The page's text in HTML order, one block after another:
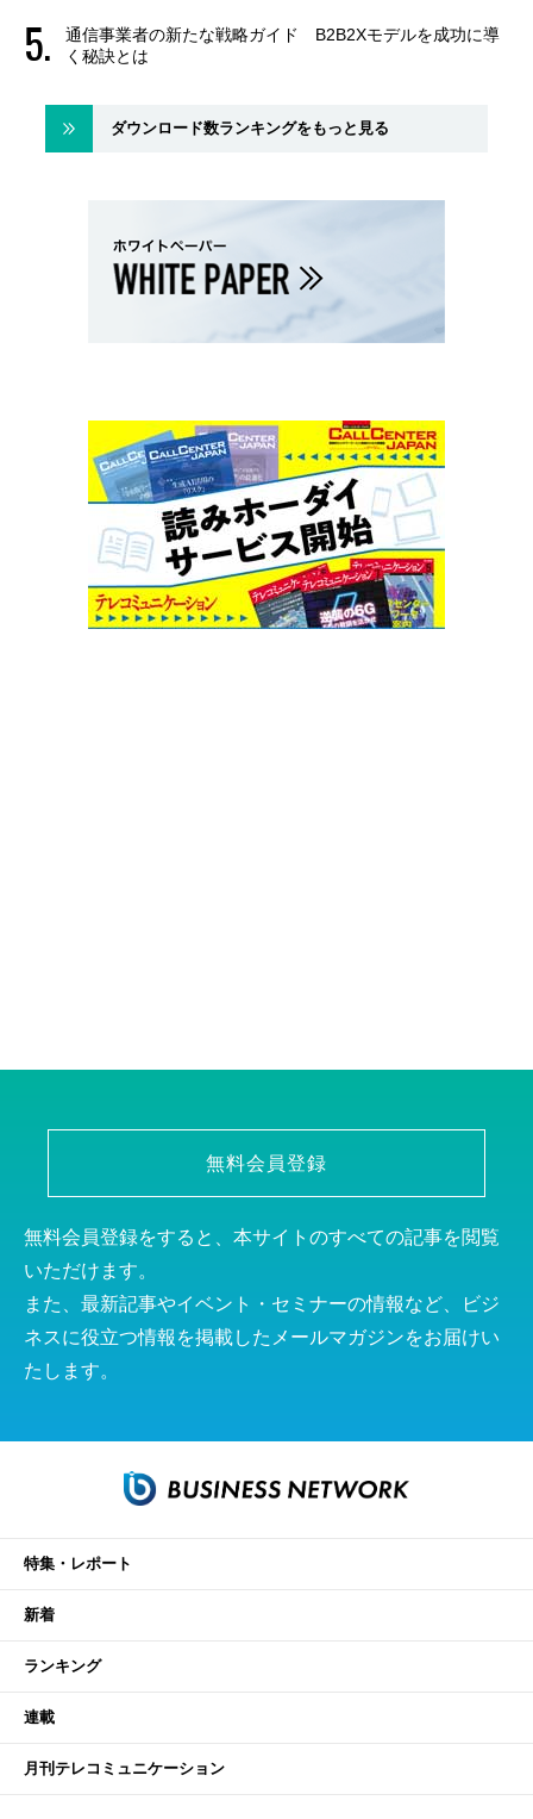
通信事業者の新たな戦略ガイド B2B2Xモデルを成功に導
く秘訣とは
ダウンロード数ランキングをもっと見る
無料会員登録
無料会員登録をすると、本サイトのすべての記事を閲覧
いただけます。
また、最新記事やイベント・セミナーの情報など、ビジ
ネスに役立つ情報を掲載したメールマガジンをお届けい
たします。
特集・レポート
新着
ランキング
連載
月刊テレコミュニケーション